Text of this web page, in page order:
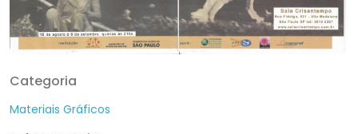
Categoria
Materiais Gráficos